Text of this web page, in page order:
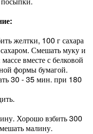
желтки, 100 г сахара
Смешать муку и
вместе с белковой
формы бумагой.
30 - 35 мин. при 180
Хорошо взбить 300
малину.